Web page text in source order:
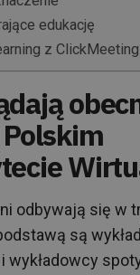
edukację
z
odbywają się w
są
wykładowcy